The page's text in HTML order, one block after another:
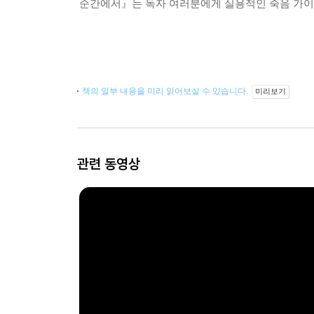
순간에서』는 독자 여러분에게 실용적인 죽음 가
책의 일부 내용을 미리 읽어보실 수 있습니다. 미리보기
관련 동영상